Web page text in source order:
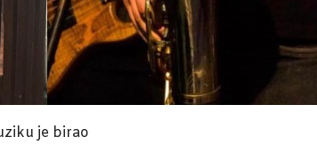
je birao